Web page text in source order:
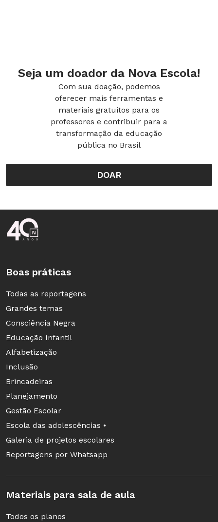
Seja um doador da Nova Escola!
Com sua doação, podemos
oferecer mais ferramentas e
materiais gratuitos para os
professores e contribuir para a
transformação da educação
pública no Brasil
DOAR
Rodapé da Nova Escola
Boas práticas
Todas as reportagens
Grandes temas
Consciência Negra
Educação Infantil
Alfabetização
Inclusão
Brincadeiras
Planejamento
Gestão Escolar
Escola das adolescências •
Galeria de projetos escolares
Reportagens por Whatsapp
Materiais para sala de aula
Todos os planos